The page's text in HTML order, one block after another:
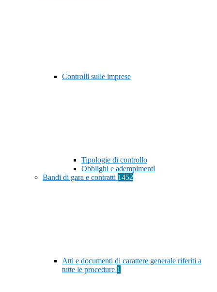
Controlli sulle imprese
Tipologie di controllo
Obblighi e adempimenti
Bandi di gara e contratti 1452
Atti e documenti di carattere generale riferiti a
tutte le procedure 1